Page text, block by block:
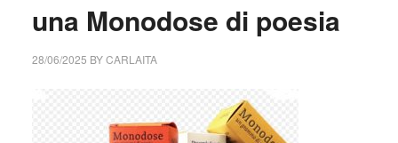
una Monodose di poesia
28/06/2025 BYCARLAITA